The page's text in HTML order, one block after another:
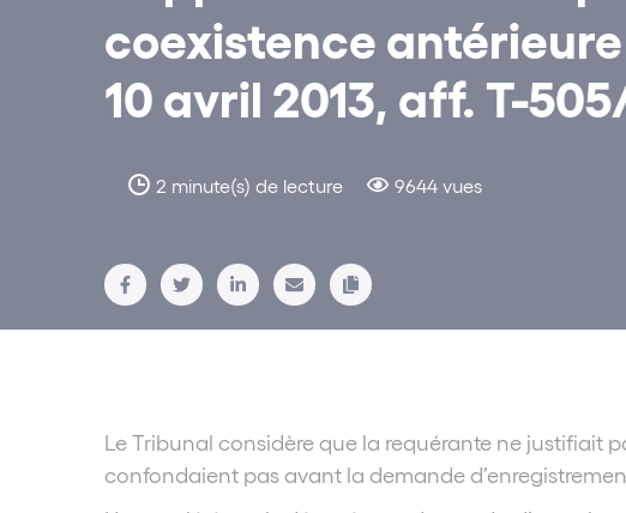
coexistence antérieure
10 avril 2013, aff. T-
2 minute(s) de lecture 9644 vues
Le Tribunal considère que la requérante ne justifiait
confondaient pas avant la demande